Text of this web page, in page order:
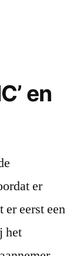
en
er
er eerst een
het